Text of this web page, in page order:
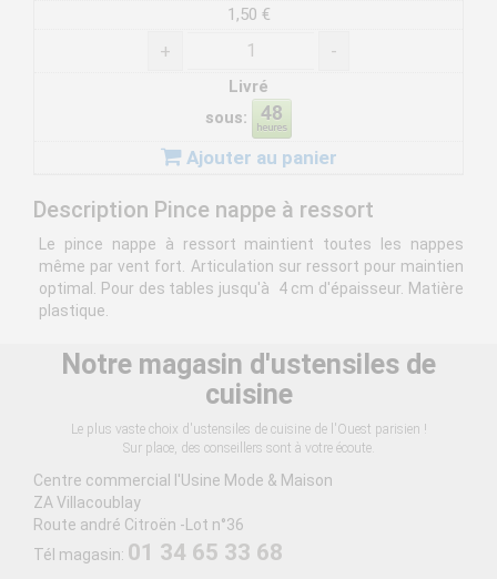
1,50 €
+ -
Livré
sous:
Ajouter au panier
Description Pince nappe à ressort
Le pince nappe à ressort maintient toutes les nappes
même par vent fort. Articulation sur ressort pour maintien
optimal. Pour des tables jusqu'à 4 cm d'épaisseur. Matière
plastique.
Notre magasin d'ustensiles de
cuisine
Le plus vaste choix d'ustensiles de cuisine de l'Ouest parisien !
Sur place, des conseillers sont à votre écoute.
Centre commercial l'Usine Mode & Maison
ZA Villacoublay
Route andré Citroën -Lot n°36
Tél magasin: 01 34 65 33 68